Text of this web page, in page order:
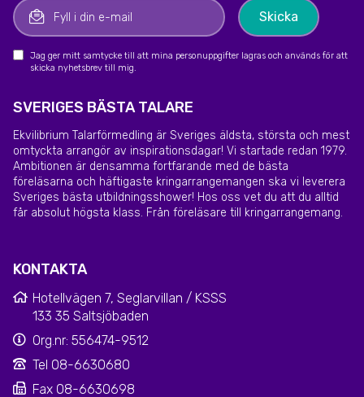
KONTAKTA
Hotellvägen 7, Seglarvillan / KSSS
133 35 Saltsjöbaden
Org.nr: 556474-9512
Tel 08-6630680
Fax 08-6630698
SVERIGES BÄSTA TALARE
Ekvilibrium Talarförmedling är Sveriges äldsta, största och mest
omtyckta arrangör av inspirationsdagar! Vi startade redan 1979.
Ambitionen är densamma fortfarande med de bästa
föreläsarna och häftigaste kringarrangemangen ska vi leverera
Sveriges bästa utbildningsshower! Hos oss vet du att du alltid
får absolut högsta klass. Från föreläsare till kringarrangemang.
Jag ger mitt samtycke till att mina personuppgifter lagras och används för att
skicka nyhetsbrev till mig.